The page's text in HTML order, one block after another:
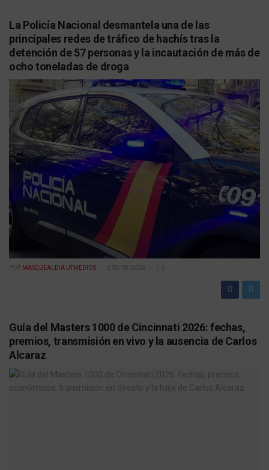
La Policía Nacional desmantela una de las
principales redes de tráfico de hachís tras la
detención de 57 personas y la incautación de más de
ocho toneladas de droga
POR MASQUEALDIA UTMEDIOS 08/08/2026 0
Guía del Masters 1000 de Cincinnati 2026: fechas,
premios, transmisión en vivo y la ausencia de Carlos
Alcaraz